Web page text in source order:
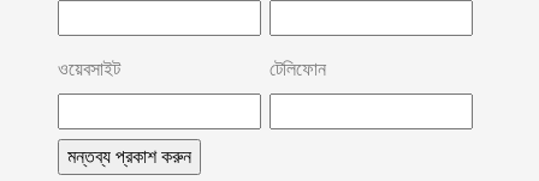
ওয়েবসাইট টেলিফোন